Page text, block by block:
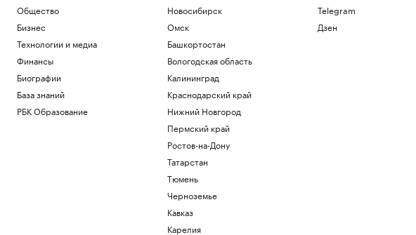
Общество
Бизнес
Технологии и медиа
Финансы
Биографии
База знаний
РБК Образование
Новосибирск
Омск
Башкортостан
Вологодская область
Калининград
Краснодарский край
Нижний Новгород
Пермский край
Ростов-на-Дону
Татарстан
Тюмень
Черноземье
Кавказ
Карелия
Telegram
Дзен